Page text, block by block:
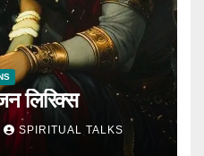
लिरिक्स
SPIRITUAL TALKS